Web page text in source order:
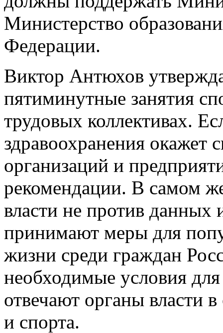
Министерство
Федерации.
Виктор Антюхов
пятиминутные занятия
трудовых коллективах.
здравоохранения окажет
организаций и
рекомендации. В самом
власти не против данных
принимают меры для
жизни среди граждан
необходимые условия
отвечают органы власти
и спорта.